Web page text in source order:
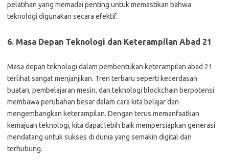
pelatihan yang memadai penting untuk memastikan bahwa
teknologi digunakan secara efektif.
6. Masa Depan Teknologi dan Keterampilan Abad 21
Masa depan teknologi dalam pembentukan keterampilan abad 21
terlihat sangat menjanjikan. Tren terbaru seperti kecerdasan
buatan, pembelajaran mesin, dan teknologi blockchain berpotensi
membawa perubahan besar dalam cara kita belajar dan
mengembangkan keterampilan. Dengan terus memanfaatkan
kemajuan teknologi, kita dapat lebih baik mempersiapkan generasi
mendatang untuk sukses di dunia yang semakin digital dan
terhubung.